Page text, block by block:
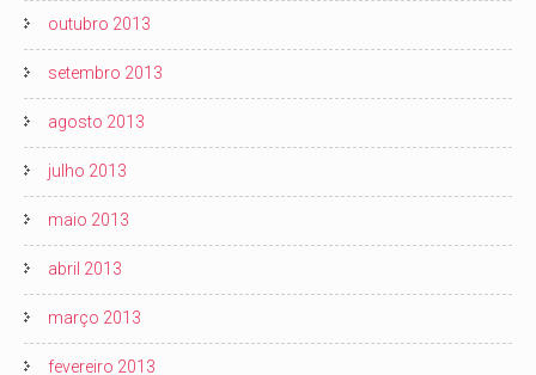
outubro 2013
setembro 2013
agosto 2013
julho 2013
maio 2013
abril 2013
março 2013
fevereiro 2013